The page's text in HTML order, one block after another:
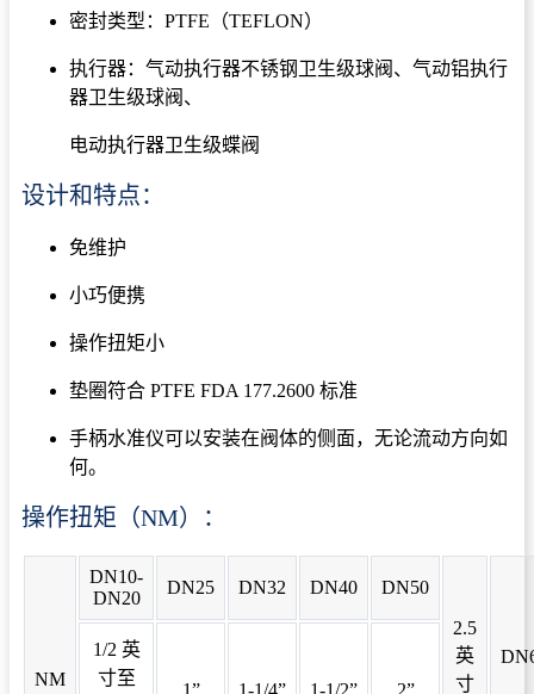
密封类型：PTFE（TEFLON）
执行器：气动执行器不锈钢卫生级球阀、气动铝执行
器卫生级球阀、
电动执行器卫生级蝶阀
设计和特点：
免维护
小巧便携
操作扭矩小
垫圈符合 PTFE FDA 177.2600 标准
手柄水准仪可以安装在阀体的侧面，无论流动方向如
何。
操作扭矩（NM）：
NM
DN10-
DN20
DN25 DN32 DN40
DN50
2.5
英
寸
1/2 英
寸至
1” 1-1/4” 1-1/2” 2”